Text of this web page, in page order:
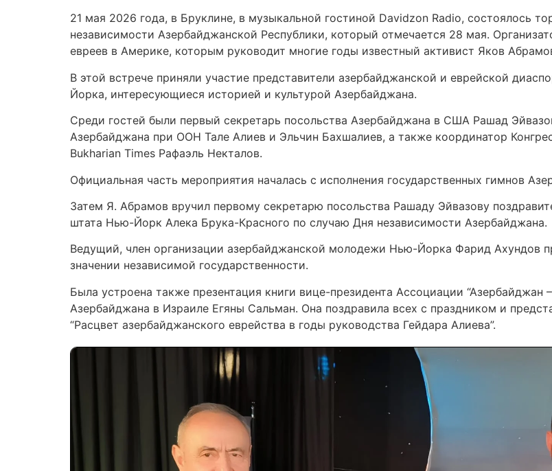
21 мая 2026 года, в Бруклине, в музыкальной гостиной Davidzon Radio, состоялось
независимости Азербайджанской Республики, который отмечается 28 мая.
евреев в Америке, которым руководит многие годы известный активист Яков
В этой встрече приняли участие представители азербайджанской и еврейской
Йорка, интересующиеся историей и культурой Азербайджана.
Среди гостей были первый секретарь посольства Азербайджана в США Рашад
Азербайджана при ООН Тале Алиев и Эльчин Бахшалиев, а также координатор
Bukharian Times Рафаэль Некталов.
Официальная часть мероприятия началась с исполнения государственных гимнов
Затем Я. Абрамов вручил первому секретарю посольства Рашаду Эйвазову
штата Нью-Йорк Алека Брука-Красного по случаю Дня независимости Азербайджана.
Ведущий, член организации азербайджанской молодежи Нью-Йорка Фарид Ахундов
значении независимой государственности.
Была устроена также презентация книги вице-президента Ассоциации “Азербайджан
Азербайджана в Израиле Егяны Сальман. Она поздравила всех с праздником и
“Расцвет азербайджанского еврейства в годы руководства Гейдара Алиева”.